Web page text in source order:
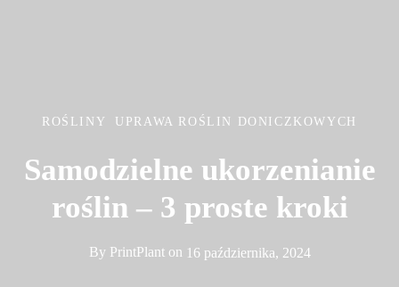
ROŚLINY UPRAWA ROŚLIN DONICZKOWYCH
Samodzielne ukorzenianie
roślin – 3 proste kroki
By PrintPlanton 16 października, 2024